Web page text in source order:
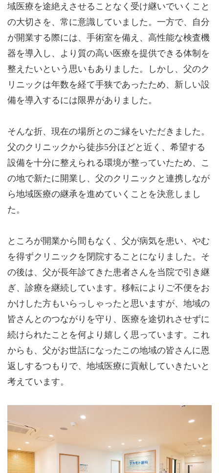
域医療を途絶えさせることなく受け継いでいくこと
の大切さを、常に意識していました。一方で、自分
が開業する際には、手術室を備え、高性能な検査機
器を導入し、より質の高い医療を提供できる体制を
整えたいという思いもありました。しかし、父のク
リニックは年数を経て手狭であったため、新しい設
備を導入するには限界がありました。
そんな折、現在の場所とのご縁をいただきました。
父のクリニックから徒歩5分ほどと近く、希望する
設備を十分に整えられる環境が整っていたため、こ
の地で新たに開業し、父のクリニックと連携しなが
ら地域医療の継承を進めていくことを決意しまし
た。
ところが開業から間もなく、父が病気を患い、やむ
を得ずクリニックを閉院することになりました。そ
の後は、父が長年診てきた患者さんを当院で引き継
ぎ、診療を継続しています。移転によりご不便をお
かけした方もいらっしゃったと思いますが、地域の
皆さんとのつながりを守り、医療を途切れさせずに
続けられたことを何より嬉しく思っています。これ
からも、父がお世話になったこの地域の皆さんに恩
返しするつもりで、地域医療に貢献していきたいと
考えています。